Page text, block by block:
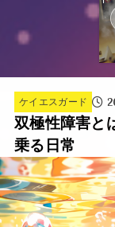
ケイエスガード
双極性障害と
乗る日常